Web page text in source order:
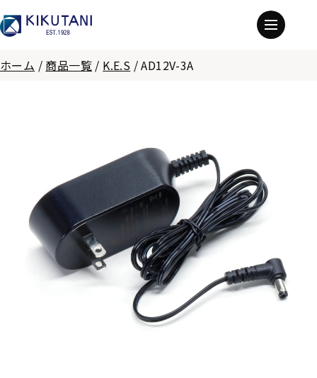
ホーム / 商品一覧 / K.E.S /AD12V-3A